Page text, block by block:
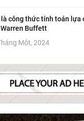
công thức tính toán lựa
Buffett
Một, 2024